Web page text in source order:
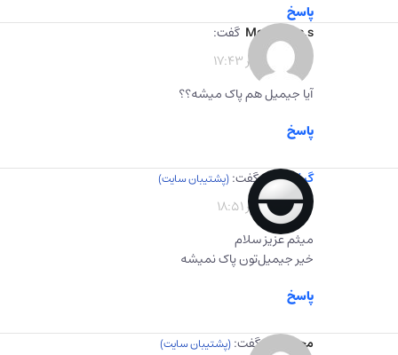
پاسخ
Meysam s.s
گفت:
1402-10-10 در 17:43
آیا جیمیل هم پاک میشه؟؟
پاسخ
گیفت برگ گفت:
1402-10-10 در 18:51
میثم عزیز سلام
خیر جیمیل‌تون پاک نمیشه
پاسخ
محمدرضا گفت: